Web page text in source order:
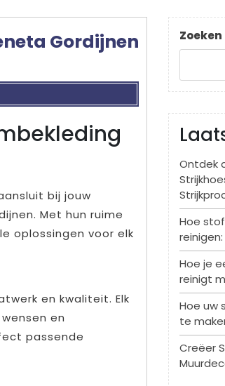
Gordijnen
bij jouw
Met hun ruime
oplossingen voor elk
en kwaliteit. Elk
en
passende
Zoeken
Ontdek
Hoe
Hoe je
reinigt
Hoe uw
te
Creëer